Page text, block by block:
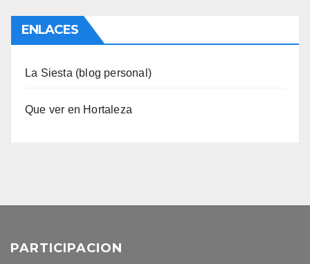
ENLACES
La Siesta (blog personal)
Que ver en Hortaleza
PARTICIPACION